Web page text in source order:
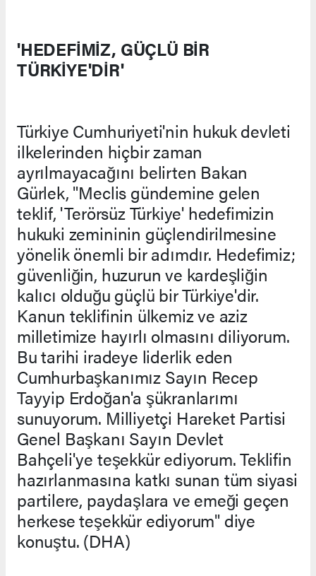
'HEDEFİMİZ, GÜÇLÜ BİR
TÜRKİYE'DİR'
Türkiye Cumhuriyeti'nin hukuk devleti
ilkelerinden hiçbir zaman
ayrılmayacağını belirten Bakan
Gürlek, "Meclis gündemine gelen
teklif, 'Terörsüz Türkiye' hedefimizin
hukuki zemininin güçlendirilmesine
yönelik önemli bir adımdır. Hedefimiz;
güvenliğin, huzurun ve kardeşliğin
kalıcı olduğu güçlü bir Türkiye'dir.
Kanun teklifinin ülkemiz ve aziz
milletimize hayırlı olmasını diliyorum.
Bu tarihi iradeye liderlik eden
Cumhurbaşkanımız Sayın Recep
Tayyip Erdoğan'a şükranlarımı
sunuyorum. Milliyetçi Hareket Partisi
Genel Başkanı Sayın Devlet
Bahçeli'ye teşekkür ediyorum. Teklifin
hazırlanmasına katkı sunan tüm siyasi
partilere, paydaşlara ve emeği geçen
herkese teşekkür ediyorum" diye
konuştu. (DHA)